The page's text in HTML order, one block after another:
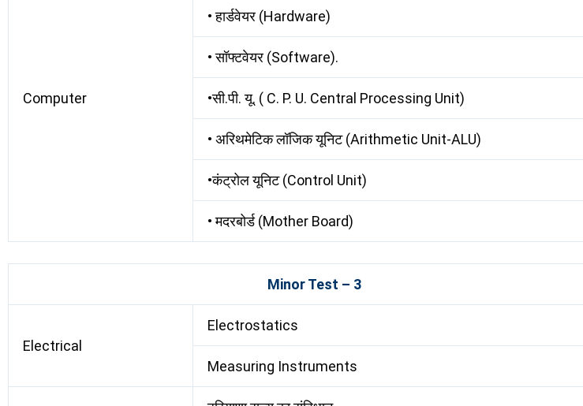
Computer
• हार्डवेयर (Hardware)
• सॉफ्टवेयर (Software).
•सी.पी. यू. ( C. P. U. Central Processing Unit)
• अरिथमेटिक लॉजिक यूनिट (Arithmetic Unit-ALU)
•कंट्रोल यूनिट (Control Unit)
• मदरबोर्ड (Mother Board)
Minor Test – 3
Electrical
Electrostatics
Measuring Instruments